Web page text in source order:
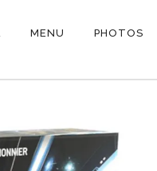
MENU PHOTOS